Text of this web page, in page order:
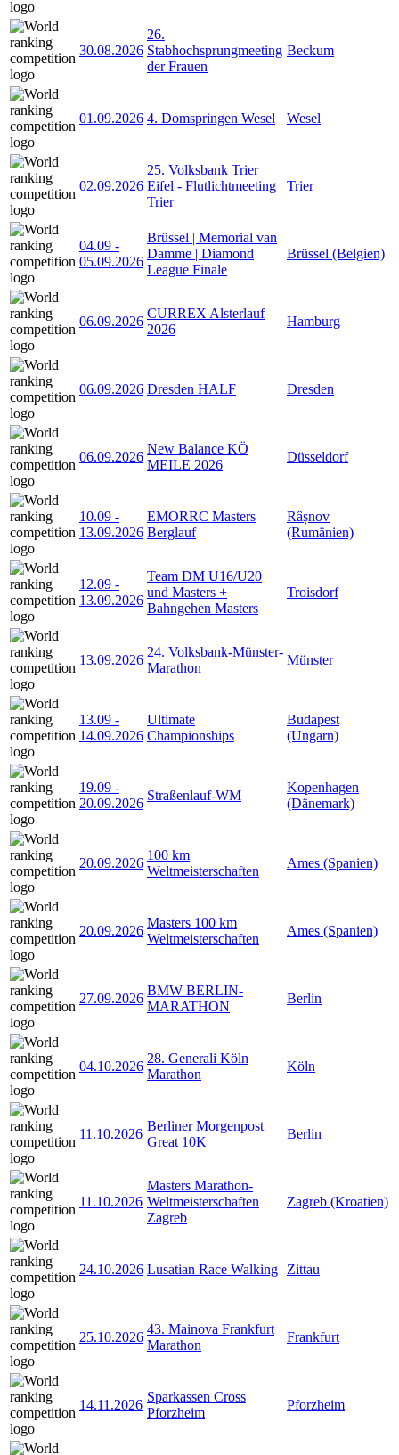
30.08.2026
26.
Stabhochsprungmeeting
der Frauen
Beckum
01.09.2026 4. Domspringen Wesel Wesel
02.09.2026
25. Volksbank Trier
Eifel - Flutlichtmeeting
Trier
Trier
04.09 -
05.09.2026
Brüssel | Memorial van
Damme | Diamond
League Finale
Brüssel (Belgien)
06.09.2026
CURREX Alsterlauf
2026
Hamburg
06.09.2026 Dresden HALF Dresden
06.09.2026
New Balance KÖ
MEILE 2026
Düsseldorf
10.09 -
13.09.2026
EMORRC Masters
Berglauf
Râșnov
(Rumänien)
12.09 -
13.09.2026
Team DM U16/U20
und Masters +
Bahngehen Masters
Troisdorf
13.09.2026
24. Volksbank-Münster-
Marathon
Münster
13.09 -
14.09.2026
Ultimate
Championships
Budapest
(Ungarn)
19.09 -
20.09.2026
Straßenlauf-WM
Kopenhagen
(Dänemark)
20.09.2026
100 km
Weltmeisterschaften
Ames (Spanien)
20.09.2026
Masters 100 km
Weltmeisterschaften
Ames (Spanien)
27.09.2026
BMW BERLIN-
MARATHON
Berlin
04.10.2026
28. Generali Köln
Marathon
Köln
11.10.2026
Berliner Morgenpost
Great 10K
Berlin
11.10.2026
Masters Marathon-
Weltmeisterschaften
Zagreb
Zagreb (Kroatien)
24.10.2026 Lusatian Race Walking Zittau
25.10.2026
43. Mainova Frankfurt
Marathon
Frankfurt
14.11.2026
Sparkassen Cross
Pforzheim
Pforzheim